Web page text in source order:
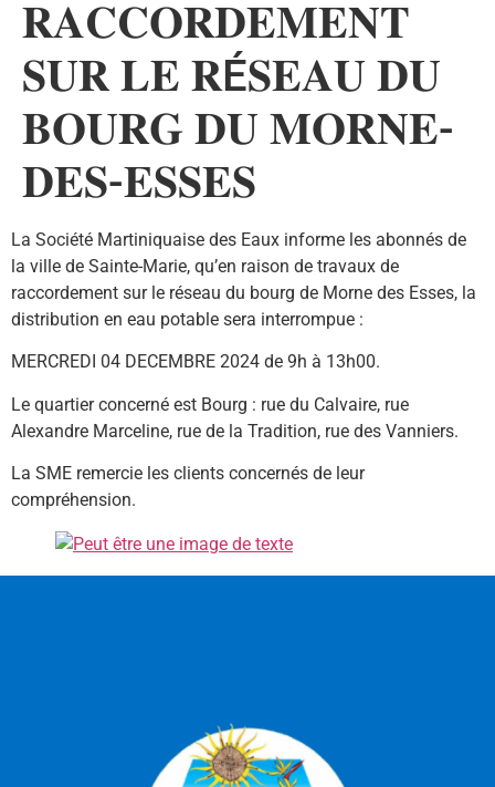
𝐑𝐀𝐂𝐂𝐎𝐑𝐃𝐄𝐌𝐄𝐍𝐓
𝐒𝐔𝐑 𝐋𝐄 𝐑É𝐒𝐄𝐀𝐔 𝐃𝐔
𝐁𝐎𝐔𝐑𝐆 𝐃𝐔 𝐌𝐎𝐑𝐍𝐄-
𝐃𝐄𝐒-𝐄𝐒𝐒𝐄𝐒
La Société Martiniquaise des Eaux informe les abonnés de
la ville de Sainte-Marie, qu’en raison de travaux de
raccordement sur le réseau du bourg de Morne des Esses, la
distribution en eau potable sera interrompue :
MERCREDI 04 DECEMBRE 2024 de 9h à 13h00.
Le quartier concerné est Bourg : rue du Calvaire, rue
Alexandre Marceline, rue de la Tradition, rue des Vanniers.
La SME remercie les clients concernés de leur
compréhension.